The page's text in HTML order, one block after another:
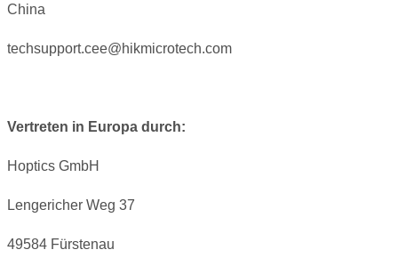
China
techsupport.cee@hikmicrotech.com
Vertreten in Europa durch:
Hoptics GmbH
Lengericher Weg 37
49584 Fürstenau